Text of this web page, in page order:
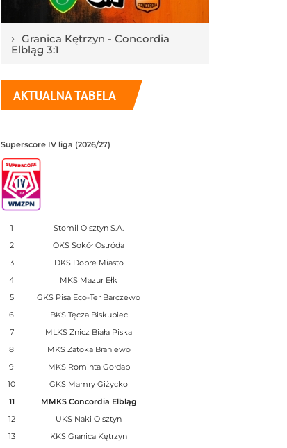
› Granica Kętrzyn - Concordia
Elbląg 3:1
AKTUALNA TABELA
Superscore IV liga (2026/27)
1
Stomil Olsztyn S.A.
2
OKS Sokół Ostróda
3
DKS Dobre Miasto
4
MKS Mazur Ełk
5
GKS Pisa Eco-Ter Barczewo
6
BKS Tęcza Biskupiec
7
MLKS Znicz Biała Piska
8
MKS Zatoka Braniewo
9
MKS Rominta Gołdap
10
GKS Mamry Giżycko
11
MMKS Concordia Elbląg
12
UKS Naki Olsztyn
13
KKS Granica Kętrzyn